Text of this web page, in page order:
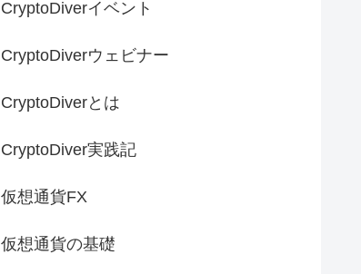
CryptoDiverイベント
CryptoDiverウェビナー
CryptoDiverとは
CryptoDiver実践記
仮想通貨FX
仮想通貨の基礎